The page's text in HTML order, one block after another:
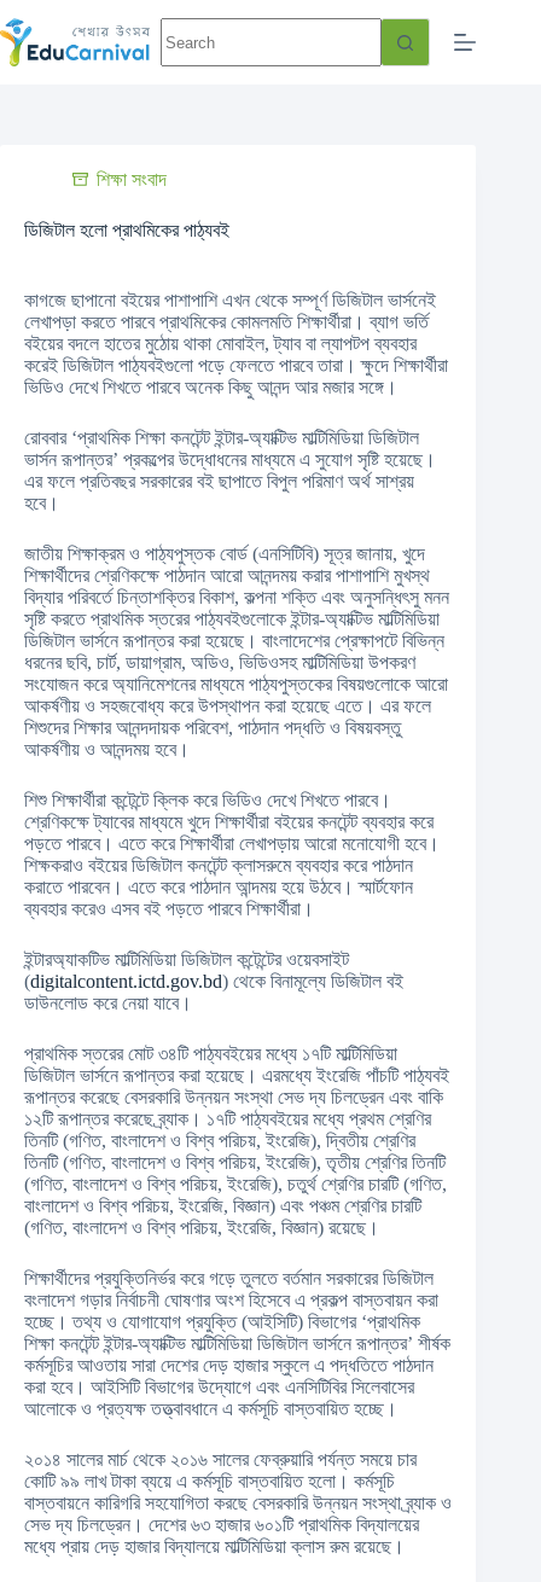
শিক্ষা সংবাদ
ডিজিটাল হলো প্রাথমিকের পাঠ্যবই
কাগজে ছাপানো বইয়ের পাশাপাশি এখন থেকে সম্পূর্ণ ডিজিটাল ভার্সনেই
লেখাপড়া করতে পারবে প্রাথমিকের কোমলমতি শিক্ষার্থীরা। ব্যাগ ভর্তি
বইয়ের বদলে হাতের মুঠোয় থাকা মোবাইল, ট্যাব বা ল্যাপটপ ব্যবহার
করেই ডিজিটাল পাঠ্যবইগুলো পড়ে ফেলতে পারবে তারা। ক্ষুদে শিক্ষার্থীরা
ভিডিও দেখে শিখতে পারবে অনেক কিছু আনন্দ আর মজার সঙ্গে।
রোববার ‘প্রাথমিক শিক্ষা কনটেন্ট ইন্টার-অ্যাক্টিভ মাল্টিমিডিয়া ডিজিটাল
ভার্সন রূপান্তর’ প্রকল্পের উদ্ধোধনের মাধ্যমে এ সুযোগ সৃষ্টি হয়েছে।
এর ফলে প্রতিবছর সরকারের বই ছাপাতে বিপুল পরিমাণ অর্থ সাশ্রয়
হবে।
জাতীয় শিক্ষাক্রম ও পাঠ্যপুস্তক বোর্ড (এনসিটিবি) সূত্র জানায়, খুদে
শিক্ষার্থীদের শ্রেণিকক্ষে পাঠদান আরো আনন্দময় করার পাশাপাশি মুখস্থ
বিদ্যার পরিবর্তে চিন্তাশক্তির বিকাশ, কল্পনা শক্তি এবং অনুসন্ধিৎসু মনন
সৃষ্টি করতে প্রাথমিক স্তরের পাঠ্যবইগুলোকে ইন্টার-অ্যাক্টিভ মাল্টিমিডিয়া
ডিজিটাল ভার্সনে রূপান্তর করা হয়েছে। বাংলাদেশের প্রেক্ষাপটে বিভিন্ন
ধরনের ছবি, চার্ট, ডায়াগ্রাম, অডিও, ভিডিওসহ মাল্টিমিডিয়া উপকরণ
সংযোজন করে অ্যানিমেশনের মাধ্যমে পাঠ্যপুস্তকের বিষয়গুলোকে আরো
আকর্ষণীয় ও সহজবোধ্য করে উপস্থাপন করা হয়েছে এতে। এর ফলে
শিশুদের শিক্ষার আনন্দদায়ক পরিবেশ, পাঠদান পদ্ধতি ও বিষয়বস্তু
আকর্ষণীয় ও আনন্দময় হবে।
শিশু শিক্ষার্থীরা কন্টেন্টে ক্লিক করে ভিডিও দেখে শিখতে পারবে।
শ্রেণিকক্ষে ট্যাবের মাধ্যমে খুদে শিক্ষার্থীরা বইয়ের কনটেন্ট ব্যবহার করে
পড়তে পারবে। এতে করে শিক্ষার্থীরা লেখাপড়ায় আরো মনোযোগী হবে।
শিক্ষকরাও বইয়ের ডিজিটাল কনটেন্ট ক্লাসরুমে ব্যবহার করে পাঠদান
করাতে পারবেন। এতে করে পাঠদান আন্দময় হয়ে উঠবে। স্মার্টফোন
ব্যবহার করেও এসব বই পড়তে পারবে শিক্ষার্থীরা।
ইন্টারঅ্যাকটিভ মাল্টিমিডিয়া ডিজিটাল কন্টেন্টের ওয়েবসাইট
(digitalcontent.ictd.gov.bd) থেকে বিনামূল্যে ডিজিটাল বই
ডাউনলোড করে নেয়া যাবে।
প্রাথমিক স্তরের মোট ৩৪টি পাঠ্যবইয়ের মধ্যে ১৭টি মাল্টিমিডিয়া
ডিজিটাল ভার্সনে রূপান্তর করা হয়েছে। এরমধ্যে ইংরেজি পাঁচটি পাঠ্যবই
রূপান্তর করেছে বেসরকারি উন্নয়ন সংস্থা সেভ দ্য চিলড্রেন এবং বাকি
১২টি রূপান্তর করেছে ব্র্যাক। ১৭টি পাঠ্যবইয়ের মধ্যে প্রথম শ্রেণির
তিনটি (গণিত, বাংলাদেশ ও বিশ্ব পরিচয়, ইংরেজি), দ্বিতীয় শ্রেণির
তিনটি (গণিত, বাংলাদেশ ও বিশ্ব পরিচয়, ইংরেজি), তৃতীয় শ্রেণির তিনটি
(গণিত, বাংলাদেশ ও বিশ্ব পরিচয়, ইংরেজি), চতুর্থ শ্রেণির চারটি (গণিত,
বাংলাদেশ ও বিশ্ব পরিচয়, ইংরেজি, বিজ্ঞান) এবং পঞ্চম শ্রেণির চারটি
(গণিত, বাংলাদেশ ও বিশ্ব পরিচয়, ইংরেজি, বিজ্ঞান) রয়েছে।
শিক্ষার্থীদের প্রযুক্তিনির্ভর করে গড়ে তুলতে বর্তমান সরকারের ডিজিটাল
বংলাদেশ গড়ার নির্বাচনী ঘোষণার অংশ হিসেবে এ প্রকল্প বাস্তবায়ন করা
হচ্ছে। তথ্য ও যোগাযোগ প্রযুক্তি (আইসিটি) বিভাগের ‘প্রাথমিক
শিক্ষা কনটেন্ট ইন্টার-অ্যাক্টিভ মাল্টিমিডিয়া ডিজিটাল ভার্সনে রূপান্তর’ শীর্ষক
কর্মসূচির আওতায় সারা দেশের দেড় হাজার স্কুলে এ পদ্ধতিতে পাঠদান
করা হবে। আইসিটি বিভাগের উদ্যোগে এবং এনসিটিবির সিলেবাসের
আলোকে ও প্রত্যক্ষ তত্ত্বাবধানে এ কর্মসূচি বাস্তবায়িত হচ্ছে।
২০১৪ সালের মার্চ থেকে ২০১৬ সালের ফেব্রুয়ারি পর্যন্ত সময়ে চার
কোটি ৯৯ লাখ টাকা ব্যয়ে এ কর্মসূচি বাস্তবায়িত হলো। কর্মসূচি
বাস্তবায়নে কারিগরি সহযোগিতা করছে বেসরকারি উন্নয়ন সংস্থা ব্র্যাক ও
সেভ দ্য চিলড্রেন। দেশের ৬৩ হাজার ৬০১টি প্রাথমিক বিদ্যালয়ের
মধ্যে প্রায় দেড় হাজার বিদ্যালয়ে মাল্টিমিডিয়া ক্লাস রুম রয়েছে।